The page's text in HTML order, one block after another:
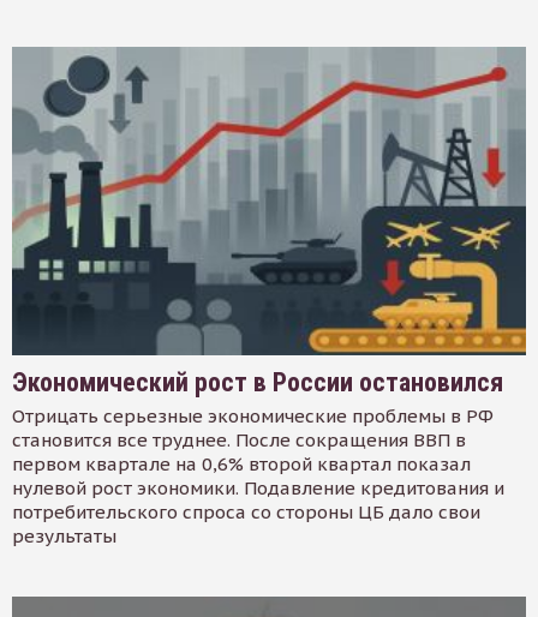
Экономический рост в России остановился
Отрицать серьезные экономические проблемы в РФ
становится все труднее. После сокращения ВВП в
первом квартале на 0,6% второй квартал показал
нулевой рост экономики. Подавление кредитования и
потребительского спроса со стороны ЦБ дало свои
результаты